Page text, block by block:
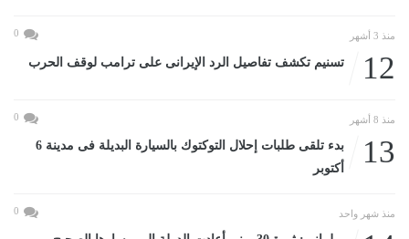
منذ 3 أشهر 0
12 تسنيم تكشف تفاصيل الرد الإيرانى على ترامب لوقف الحرب
منذ 8 أشهر 0
13
بدء تلقى طلبات إحلال التوكتوك بالسيارة البديلة فى مدينة 6
أكتوبر
منذ شهر واحد 0